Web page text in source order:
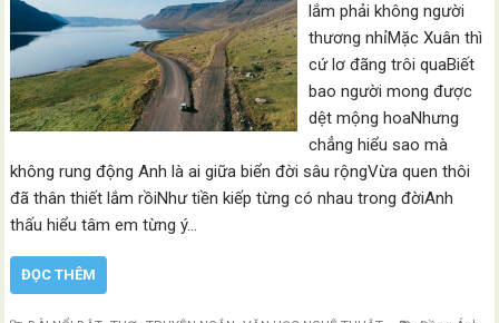
lắm phải không người
thương nhỉMặc Xuân thì
cứ lơ đãng trôi quaBiết
bao người mong được
dệt mộng hoaNhưng
chẳng hiểu sao mà
không rung động Anh là ai giữa biển đời sâu rộngVừa quen thôi
đã thân thiết lắm rồiNhư tiền kiếp từng có nhau trong đờiAnh
thấu hiểu tâm em từng ý…
ĐỌC THÊM